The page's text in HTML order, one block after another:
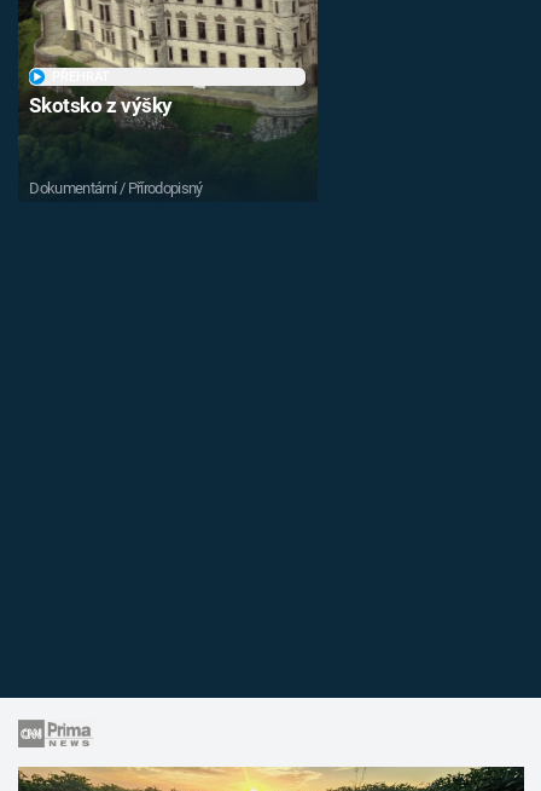
Skotsko z výšky
Dokumentární / Přírodopisný